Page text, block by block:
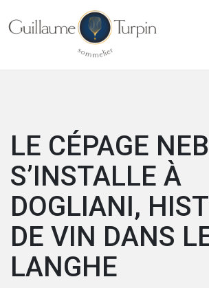
LE CÉPAGE
S’INSTALLE À
DOGLIANI,
DE VIN DANS
LANGHE